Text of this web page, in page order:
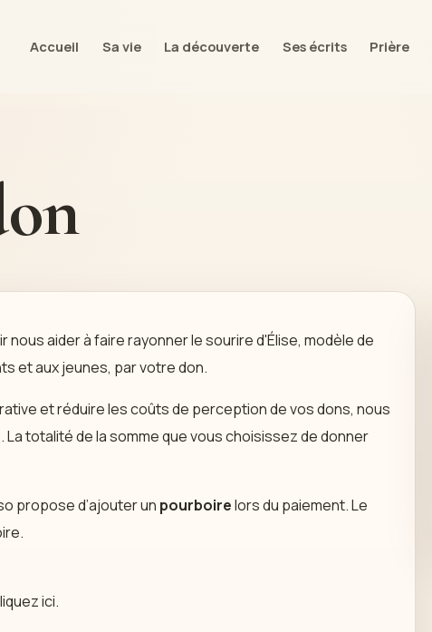
Accueil Sa vie La découverte Ses écrits Prière
nous aider à faire rayonner le sourire d'Élise, modèle de
et aux jeunes, par votre don.
et réduire les coûts de perception de vos dons, nous
. La totalité de la somme que vous choisissez de donner
propose d’ajouter un pourboirelors du paiement. Le
ici.